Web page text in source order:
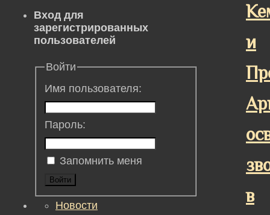
и
в
Вход для
зарегистрированных
пользователей
Войти
Имя пользователя:
Пароль:
Запомнить меня
Войти
Новости